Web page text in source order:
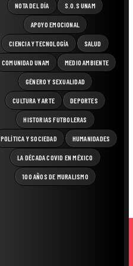
NOTA DEL DÍA S.O.S UNAM
APOYO EMOCIONAL
CIENCIA Y TECNOLOGÍA SALUD
COMUNIDAD UNAM MEDIO AMBIENTE
GÉNERO Y SEXUALIDAD
CULTURA Y ARTE DEPORTES
HISTORIAS FUTBOLERAS
POLÍTICA Y SOCIEDAD HUMANIDADES
LA DÉCADA COVID EN MÉXICO
100 AÑOS DE MURALISMO